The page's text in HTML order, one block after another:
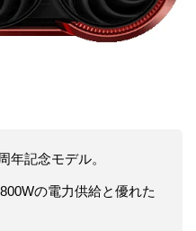
年記念モデル。
の電力供給と優れた